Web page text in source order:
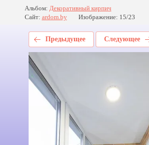
Альбом: Декоративный кирпич
Сайт: ardom.by Изображение: 15/23
Предыдущее Следующее